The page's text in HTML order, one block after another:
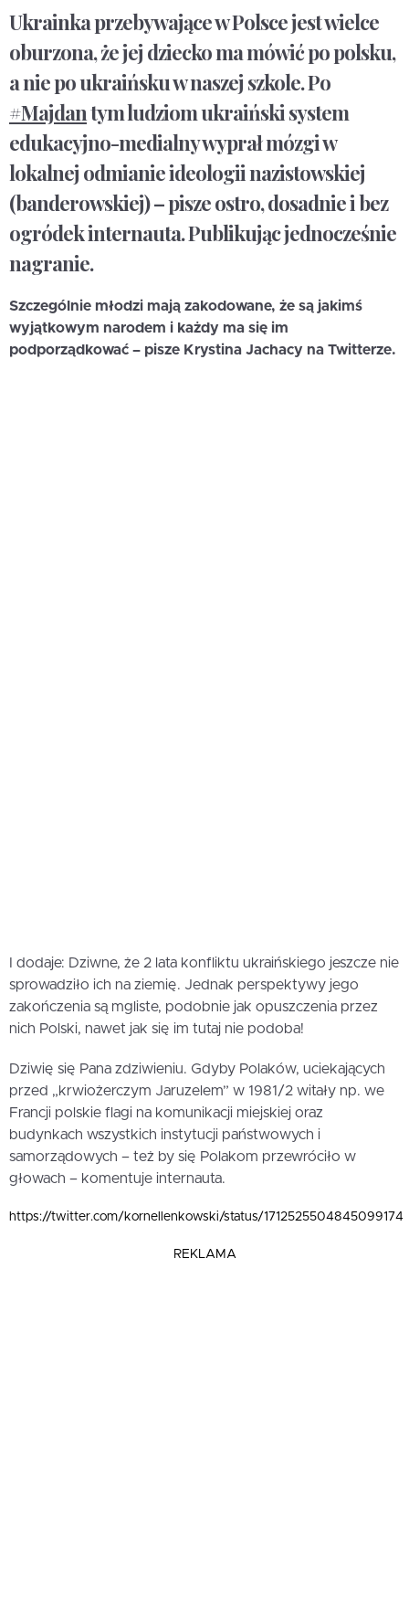
Ukrainka przebywające w Polsce jest wielce
oburzona, że jej dziecko ma mówić po polsku,
a nie po ukraińsku w naszej szkole. Po
#Majdantym ludziom ukraiński system
edukacyjno-medialny wyprał mózgi w
lokalnej odmianie ideologii nazistowskiej
(banderowskiej) – pisze ostro, dosadnie i bez
ogródek internauta. Publikując jednocześnie
nagranie.
Szczególnie młodzi mają zakodowane, że są jakimś
wyjątkowym narodem i każdy ma się im
podporządkować – pisze Krystina Jachacy na Twitterze.
I dodaje: Dziwne, że 2 lata konfliktu ukraińskiego jeszcze nie
sprowadziło ich na ziemię. Jednak perspektywy jego
zakończenia są mgliste, podobnie jak opuszczenia przez
nich Polski, nawet jak się im tutaj nie podoba!
Dziwię się Pana zdziwieniu. Gdyby Polaków, uciekających
przed „krwiożerczym Jaruzelem” w 1981/2 witały np. we
Francji polskie flagi na komunikacji miejskiej oraz
budynkach wszystkich instytucji państwowych i
samorządowych – też by się Polakom przewróciło w
głowach – komentuje internauta.
https://twitter.com/kornellenkowski/status/1712525504845099174
REKLAMA